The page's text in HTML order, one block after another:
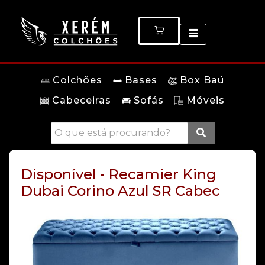
Colchões Bases
Box Baú
Cabeceiras
Sofás Móveis
Disponível - Recamier King
Dubai Corino Azul SR Cabec